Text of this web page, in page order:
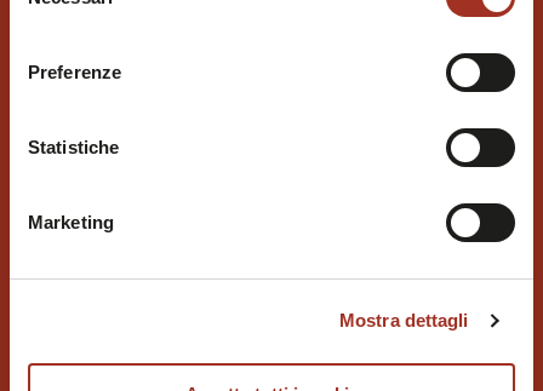
dei dati web, pubblicità e social media, i quali potrebbero
combinarle con altre informazioni che l'utente ha fornito
loro o che sono stati raccolti durante l'utilizzo dei loro
Chiudendo questo disclaimer si prosegue la navigazione
solo con i cookie tecnici necessari. A questa pagina è
Preferenze
Statistiche
Marketing
Mostra dettagli
FAIRCHILD
PUBLISHING